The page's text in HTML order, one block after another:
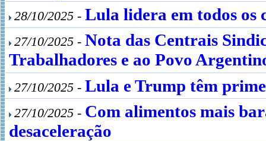
28/10/2025 - Lula lidera em todos os
27/10/2025 - Nota das Centrais
Trabalhadores e ao Povo
27/10/2025 - Lula e Trump têm
27/10/2025 - Com alimentos mais
desaceleração